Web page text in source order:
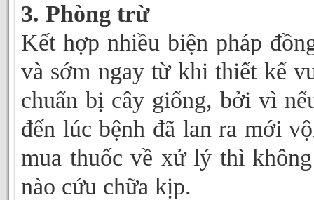
3. Phòng trừ
Kết hợp nhiều biện pháp
và sớm ngay từ khi thiết kế
chuẩn bị cây giống, bởi vì
đến lúc bệnh đã lan ra mới
mua thuốc về xử lý thì
nào cứu chữa kịp.